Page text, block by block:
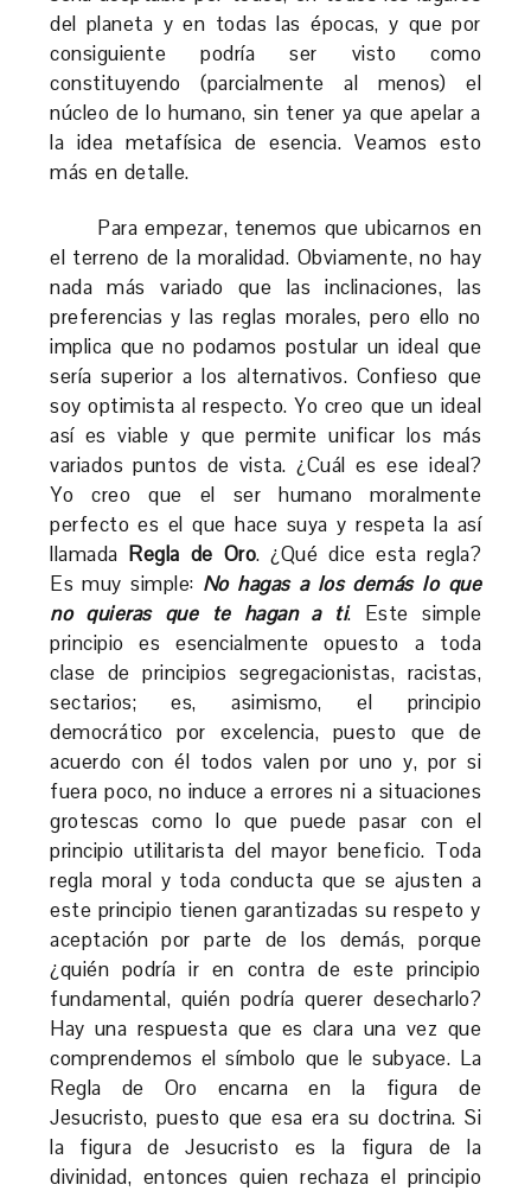
del planeta y en todas las épocas, y que por
consiguiente podría ser visto como
constituyendo (parcialmente al menos) el
núcleo de lo humano, sin tener ya que apelar a
la idea metafísica de esencia. Veamos esto
más en detalle.
Para empezar, tenemos que ubicarnos en
el terreno de la moralidad. Obviamente, no hay
nada más variado que las inclinaciones, las
preferencias y las reglas morales, pero ello no
implica que no podamos postular un ideal que
sería superior a los alternativos. Confieso que
soy optimista al respecto. Yo creo que un ideal
así es viable y que permite unificar los más
variados puntos de vista. ¿Cuál es ese ideal?
Yo creo que el ser humano moralmente
perfecto es el que hace suya y respeta la así
llamada Regla de Oro. ¿Qué dice esta regla?
Es muy simple: No hagas a los demás lo que
no quieras que te hagan a ti. Este simple
principio es esencialmente opuesto a toda
clase de principios segregacionistas, racistas,
sectarios; es, asimismo, el principio
democrático por excelencia, puesto que de
acuerdo con él todos valen por uno y, por si
fuera poco, no induce a errores ni a situaciones
grotescas como lo que puede pasar con el
principio utilitarista del mayor beneficio. Toda
regla moral y toda conducta que se ajusten a
este principio tienen garantizadas su respeto y
aceptación por parte de los demás, porque
¿quién podría ir en contra de este principio
fundamental, quién podría querer desecharlo?
Hay una respuesta que es clara una vez que
comprendemos el símbolo que le subyace. La
Regla de Oro encarna en la figura de
Jesucristo, puesto que esa era su doctrina. Si
la figura de Jesucristo es la figura de la
divinidad, entonces quien rechaza el principio